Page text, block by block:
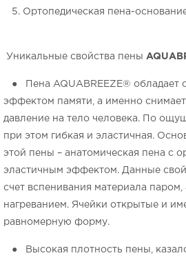
5. Ортопедическая пена-
Уникальные свойства пены
● Пена AQUABREEZE® обладает
эффектом памяти, а именно
давление на тело человека. По
при этом гибкая и эластичная.
этой пены – анатомическая пена с
эластичным эффектом. Данные
счет вспенивания материала паром,
нагреванием. Ячейки открытые и
равномерную форму.
● Высокая плотность пены,